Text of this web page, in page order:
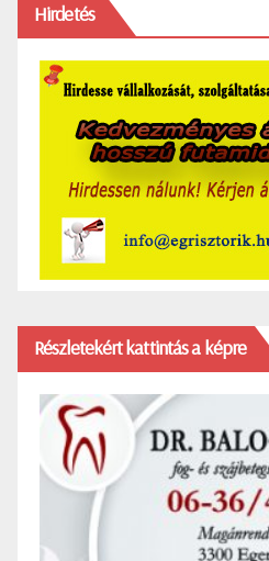
Hirdetés
Részletekért kattintás a képre